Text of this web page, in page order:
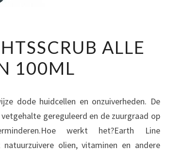
ALLE
100ML
dode huidcellen en onzuiverheden. De
gereguleerd en de zuurgraad op
werkt het?Earth Line
olien, vitaminen en andere